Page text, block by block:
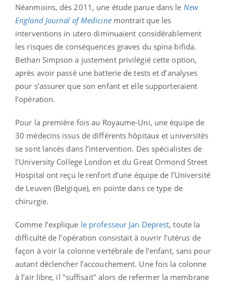
Néanmoins, dès 2011, une étude parue dans le New
England Journal of Medicinemontrait que les
interventions in utero diminuaient considérablement
les risques de conséquences graves du spina bifida.
Bethan Simpson a justement privilégié cette option,
après avoir passé une batterie de tests et d’analyses
pour s’assurer que son enfant et elle supporteraient
l’opération.
Pour la première fois au Royaume-Uni, une équipe de
30 médecins issus de différents hôpitaux et universités
se sont lancés dans l’intervention. Des spécialistes de
l’University College London et du Great Ormond Street
Hospital ont reçu le renfort d’une équipe de l’Université
de Leuven (Belgique), en pointe dans ce type de
chirurgie.
Comme l’explique le professeur Jan Deprest, toute la
difficulté de l’opération consistait à ouvrir l’utérus de
façon à voir la colonne vertébrale de l’enfant, sans pour
autant déclencher l’accouchement. Une fois la colonne
à l’air libre, il "suffisait" alors de refermer la membrane